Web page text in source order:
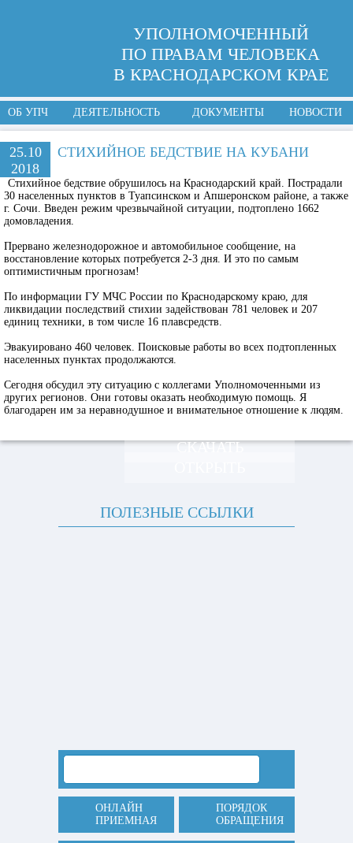
УПОЛНОМОЧЕННЫЙ
ПО ПРАВАМ ЧЕЛОВЕКА
В КРАСНОДАРСКОМ КРАЕ
ОБ УПЧ ДЕЯТЕЛЬНОСТЬ ДОКУМЕНТЫ НОВОСТИ
25.10
2018
СТИХИЙНОЕ БЕДСТВИЕ НА КУБАНИ
Стихийное бедствие обрушилось на Краснодарский край. Пострадали
30 населенных пунктов в Туапсинском и Апшеронском районе, а также
г. Сочи. Введен режим чрезвычайной ситуации, подтоплено 1662
домовладения.
Прервано железнодорожное и автомобильное сообщение, на
восстановление которых потребуется 2-3 дня. И это по самым
оптимистичным прогнозам!
По информации ГУ МЧС России по Краснодарскому краю, для
ликвидации последствий стихии задействован 781 человек и 207
единиц техники, в том числе 16 плавсредств.
Эвакуировано 460 человек. Поисковые работы во всех подтопленных
населенных пунктах продолжаются.
Сегодня обсудил эту ситуацию с коллегами Уполномоченными из
других регионов. Они готовы оказать необходимую помощь. Я
благодарен им за неравнодушное и внимательное отношение к людям.
СКАЧАТЬ
ПОЛЕЗНЫЕ ССЫЛКИ
ОНЛАЙН
ПРИЕМНАЯ
ПОРЯДОК
ОБРАЩЕНИЯ